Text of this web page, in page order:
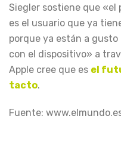
Siegler sostiene que «el
es el usuario que ya
porque ya están a
con el dispositivo» a
Apple cree que es el
tacto.
Fuente: